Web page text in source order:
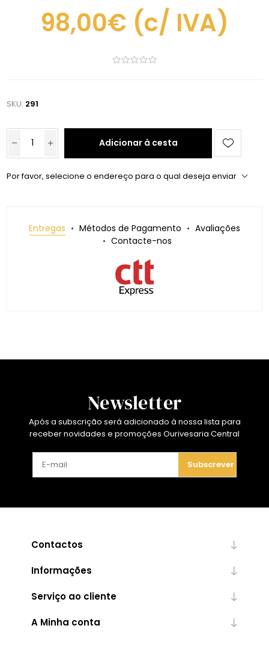
98,00€ (c/ IVA)
SKU: 291
Adicionar à cesta
Por favor, selecione o endereço para o qual deseja enviar
Entregas Métodos de Pagamento
Avaliações
Contacte-nos
Newsletter
Após a subscrição será adicionado à nossa lista para
receber novidades e promoções Ourivesaria Central
Subscrever
Contactos
Informações
Serviço ao cliente
A Minha conta